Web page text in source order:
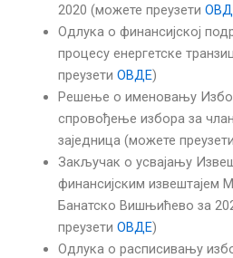
2020 (можете преузети
Одлука о финансијској
процесу енергетске
преузети ОВДЕ)
Решење о именовању
спровођење избора за
заједница (можете преузети
Закључак о усвајању
финансијским извештајем
Банатско Вишњићево за
преузети ОВДЕ)
Одлука о расписивању